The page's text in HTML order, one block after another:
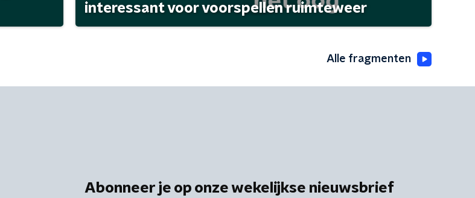
interessant voor voorspellen ruimteweer
Alle fragmenten
Abonneer je op onze wekelijkse nieuwsbrief